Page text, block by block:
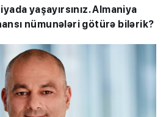
yaşayırsınız. Almaniya
nümunələri götürə bilərik?